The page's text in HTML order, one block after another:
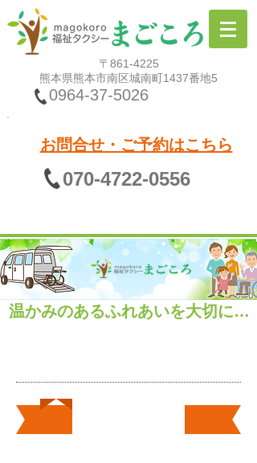
〒861-4225
熊本県熊本市南区城南町1437番地5
0964-37-5026
お問合せ・ご予約はこちら
070-4722-0556
温かみのあるふれあいを大切に…